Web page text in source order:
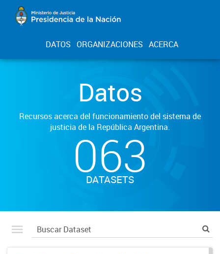
DATOS ORGANIZACIONES ACERCA
Datos
Recursos acerca del funcionamiento del sistema de
justicia de la República Argentina.
063
DATASETS